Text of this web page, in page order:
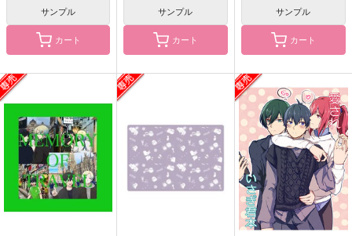
サンプル
カート
サンプル
カート
サンプル
カート